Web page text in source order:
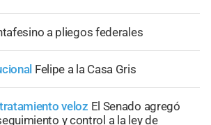
a pliegos federales
Felipe a la Casa Gris
veloz El Senado agregó
y control a la ley de